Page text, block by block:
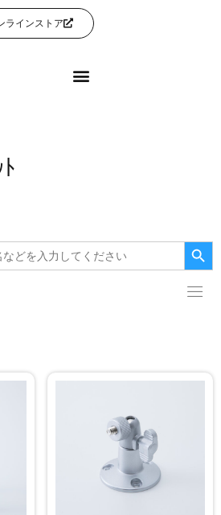
ラインストア